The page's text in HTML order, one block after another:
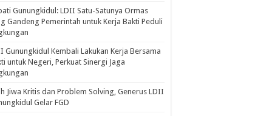
Gunungkidul: LDII Satu-Satunya Ormas
Gandeng Pemerintah untuk Kerja Bakti Peduli
Gunungkidul Kembali Lakukan Kerja Bersama
untuk Negeri, Perkuat Sinergi Jaga
Jiwa Kritis dan Problem Solving, Generus LDII
Gelar FGD